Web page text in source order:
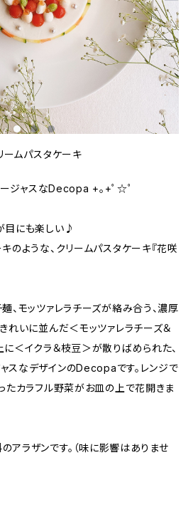
ームパスタケーキ
ジャスなDecopa +｡+ﾟ☆ﾟ
目にも楽しい♪
のような、クリームパスタケーキ『花咲
、モッツァレラチーズが絡み合う、濃厚
れいに並んだ＜モッツァレラチーズ＆
＜イクラ＆枝豆＞が散りばめられた、
スなデザインのDecopaです。レンジで
たカラフル野菜がお皿の上で花開きま
ラザンです。（味に影響はありませ